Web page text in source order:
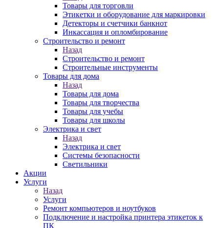
Товары для торговли
Этикетки и оборудование для маркировки
Детекторы и счетчики банкнот
Инкассация и опломбирование
Строительство и ремонт
Назад
Строительство и ремонт
Строительные инструменты
Товары для дома
Назад
Товары для дома
Товары для творчества
Товары для учебы
Товары для школы
Электрика и свет
Назад
Электрика и свет
Системы безопасности
Светильники
Акции
Услуги
Назад
Услуги
Ремонт компьютеров и ноутбуков
Подключение и настройка принтера этикеток к
ПК